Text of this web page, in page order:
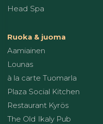
Head Spa
Ruoka & juoma
Aamiainen
Lounas
à la carte Tuomarla
Plaza Social Kitchen
Restaurant Kyrös
The Old Ikaly Pub